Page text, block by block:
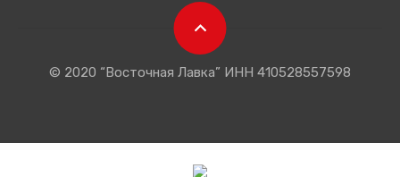
© 2020 “Восточная Лавка” ИНН 410528557598